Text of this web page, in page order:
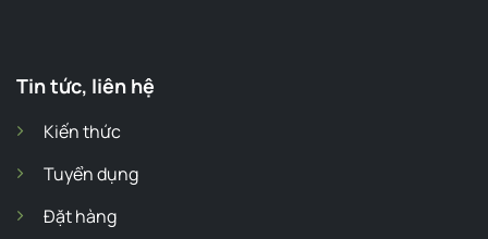
Tin tức, liên hệ
Kiến thức
Tuyển dụng
Đặt hàng